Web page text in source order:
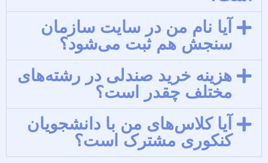
آیا نام من در سایت سازمان
سنجش هم ثبت می‌شود؟
هزینه خرید صندلی در رشته‌های
مختلف چقدر است؟
آیا کلاس‌های من با دانشجویان
کنکوری مشترک است؟